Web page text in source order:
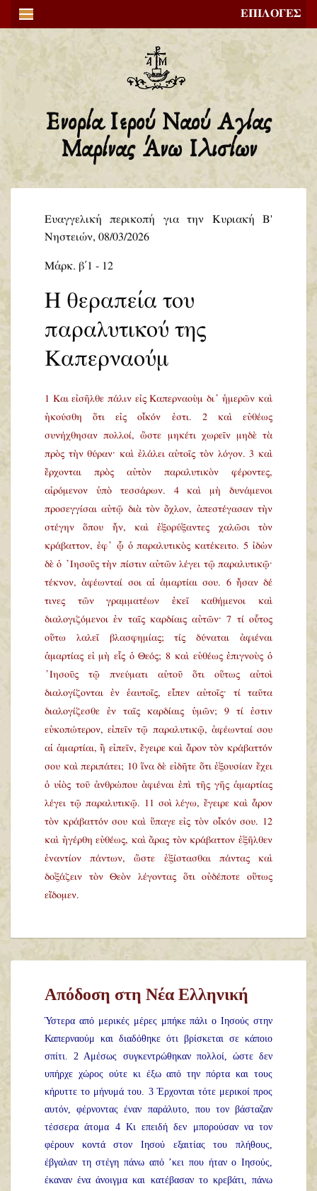
ΕΠΙΛΟΓΕΣ
Ενορία Ιερού Ναού Αγίας
Μαρίνας Άνω Ιλισίων
Ευαγγελική περικοπή για την Κυριακή Β'
Νηστειών, 08/03/2026
Μάρκ. β΄ 1 - 12
Η θεραπεία του
παραλυτικού της
Καπερναούμ
1 Και εἰσῆλθε πάλιν εἰς Καπερναοὺμ δι᾿ ἡμερῶν καὶ
ἠκούσθη ὅτι εἰς οἶκόν ἐστι. 2 καὶ εὐθέως
συνήχθησαν πολλοί, ὥστε μηκέτι χωρεῖν μηδὲ τὰ
πρὸς τὴν θύραν· καὶ ἐλάλει αὐτοῖς τὸν λόγον. 3 καὶ
ἔρχονται πρὸς αὐτὸν παραλυτικὸν φέροντες,
αἰρόμενον ὑπὸ τεσσάρων. 4 καὶ μὴ δυνάμενοι
προσεγγίσαι αὐτῷ διὰ τὸν ὄχλον, ἀπεστέγασαν τὴν
στέγην ὅπου ἦν, καὶ ἐξορύξαντες χαλῶσι τὸν
κράβαττον, ἐφ᾿ ᾧ ὁ παραλυτικὸς κατέκειτο. 5 ἰδὼν
δὲ ὁ ᾿Ιησοῦς τὴν πίστιν αὐτῶν λέγει τῷ παραλυτικῷ·
τέκνον, ἀφέωνταί σοι αἱ ἁμαρτίαι σου. 6 ἦσαν δέ
τινες τῶν γραμματέων ἐκεῖ καθήμενοι καὶ
διαλογιζόμενοι ἐν ταῖς καρδίαις αὐτῶν· 7 τί οὗτος
οὕτω λαλεῖ βλασφημίας; τίς δύναται ἀφιέναι
ἁμαρτίας εἰ μὴ εἷς ὁ Θεός; 8 καὶ εὐθέως ἐπιγνοὺς ὁ
᾿Ιησοῦς τῷ πνεύματι αὐτοῦ ὅτι οὕτως αὐτοὶ
διαλογίζονται ἐν ἑαυτοῖς, εἶπεν αὐτοῖς· τί ταῦτα
διαλογίζεσθε ἐν ταῖς καρδίαις ὑμῶν; 9 τί ἐστιν
εὐκοπώτερον, εἰπεῖν τῷ παραλυτικῷ, ἀφέωνταί σου
αἱ ἁμαρτίαι, ἢ εἰπεῖν, ἔγειρε καὶ ἆρον τὸν κράβαττόν
σου καὶ περιπάτει; 10 ἵνα δὲ εἰδῆτε ὅτι ἐξουσίαν ἔχει
ὁ υἱὸς τοῦ ἀνθρώπου ἀφιέναι ἐπὶ τῆς γῆς ἁμαρτίας
λέγει τῷ παραλυτικῷ. 11 σοὶ λέγω, ἔγειρε καὶ ἆρον
τὸν κράβαττόν σου καὶ ὕπαγε εἰς τὸν οἶκόν σου. 12
καὶ ἠγέρθη εὐθέως, καὶ ἄρας τὸν κράβαττον ἐξῆλθεν
ἐναντίον πάντων, ὥστε ἐξίστασθαι πάντας καὶ
δοξάζειν τὸν Θεὸν λέγοντας ὅτι οὐδέποτε οὕτως
εἴδομεν.
Απόδοση στη Νέα Ελληνική
Ύστερα από μερικές μέρες μπήκε πάλι ο Ιησούς στην
Καπερναούμ και διαδόθηκε ότι βρίσκεται σε κάποιο
σπίτι. 2 Αμέσως συγκεντρώθηκαν πολλοί, ώστε δεν
υπήρχε χώρος ούτε κι έξω από την πόρτα και τους
κήρυττε το μήνυμά του. 3 Έρχονται τότε μερικοί προς
αυτόν, φέρνοντας έναν παράλυτο, που τον βάσταζαν
τέσσερα άτομα 4 Κι επειδή δεν μπορούσαν να τον
φέρουν κοντά στον Ιησού εξαιτίας του πλήθους,
έβγαλαν τη στέγη πάνω από ’κει που ήταν ο Ιησούς,
έκαναν ένα άνοιγμα και κατέβασαν το κρεβάτι, πάνω